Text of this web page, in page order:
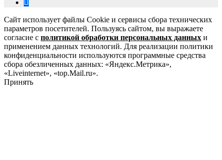
Сайт использует файлы Cookie и сервисы сбора технических
параметров посетителей. Пользуясь сайтом, вы выражаете
согласие с политикой обработки персональных данных и
применением данных технологий. Для реализации политики
конфиденциальности используются программные средства
сбора обезличенных данных: «Яндекс.Метрика»,
«Liveinternet», «top.Mail.ru».
Принять